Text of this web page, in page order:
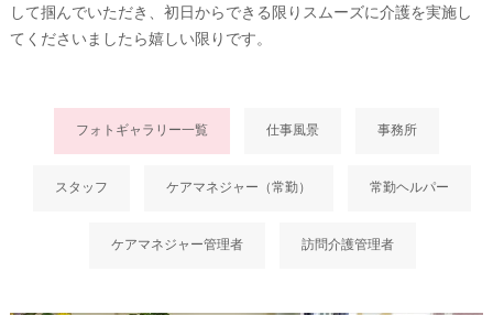
して掴んでいただき、初日からできる限りスムーズに介護を実施し
てくださいましたら嬉しい限りです。
フォトギャラリー一覧 仕事風景 事務所
スタッフ ケアマネジャー（常勤） 常勤ヘルパー
ケアマネジャー管理者 訪問介護管理者